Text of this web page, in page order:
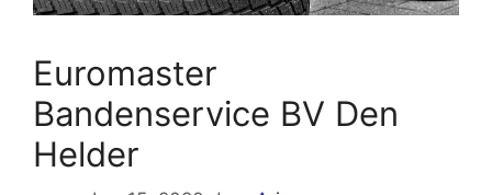
Euromaster
Bandenservice BV Den
Helder